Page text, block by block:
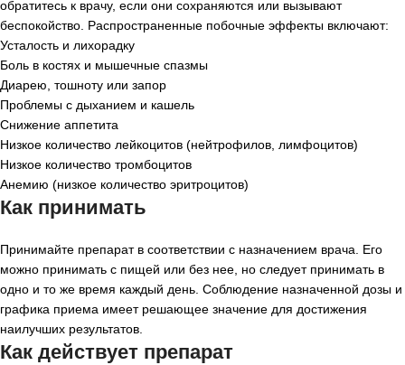
обратитесь к врачу, если они сохраняются или вызывают
беспокойство. Распространенные побочные эффекты включают:
Усталость и лихорадку
Боль в костях и мышечные спазмы
Диарею, тошноту или запор
Проблемы с дыханием и кашель
Снижение аппетита
Низкое количество лейкоцитов (нейтрофилов, лимфоцитов)
Низкое количество тромбоцитов
Анемию (низкое количество эритроцитов)
Как принимать
Принимайте препарат в соответствии с назначением врача. Его
можно принимать с пищей или без нее, но следует принимать в
одно и то же время каждый день. Соблюдение назначенной дозы и
графика приема имеет решающее значение для достижения
наилучших результатов.
Как действует препарат